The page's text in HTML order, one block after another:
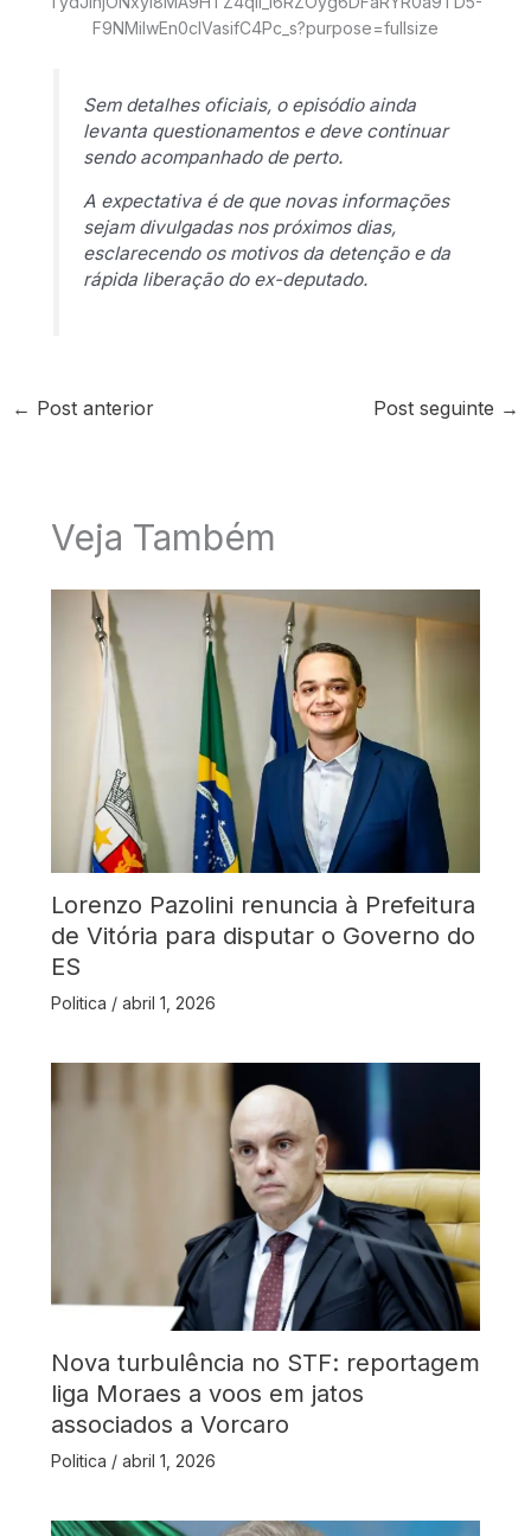
Sem detalhes oficiais, o episódio ainda
levanta questionamentos e deve continuar
sendo acompanhado de perto.
A expectativa é de que novas informações
sejam divulgadas nos próximos dias,
esclarecendo os motivos da detenção e da
rápida liberação do ex-deputado.
← Post anterior Post seguinte →
Veja Também
Lorenzo Pazolini renuncia à Prefeitura
de Vitória para disputar o Governo do
ES
Politica / abril 1, 2026
Nova turbulência no STF: reportagem
liga Moraes a voos em jatos
associados a Vorcaro
Politica / abril 1, 2026